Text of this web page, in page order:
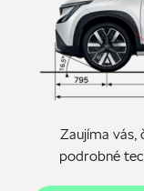
Zaujíma vás,
podrobné